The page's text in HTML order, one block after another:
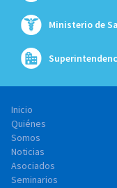
Ministerio de
Inicio
Quiénes
Somos
Noticias
Asociados
Seminarios